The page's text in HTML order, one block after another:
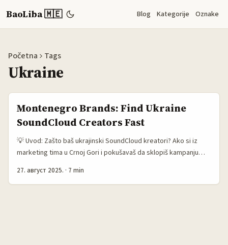
BaoLiba 🇲🇪 Blog Kategorije Oznake
Početna Tags
Ukraine
Montenegro Brands: Find Ukraine
SoundCloud Creators Fast
💡 Uvod: Zašto baš ukrajinski SoundCloud kreatori? Ako si iz
marketing tima u Crnoj Gori i pokušavaš da sklopiš kampanju
mokri teren: talentirani, visoko-engaging publika i prilično
27. август 2025. · 7 min